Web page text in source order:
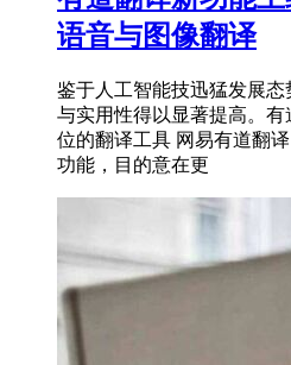
语音与图像翻译
鉴于人工智能技迅猛发展
与实用性得以显著提高。
位的翻译工具 网易有道翻
功能，目的意在更